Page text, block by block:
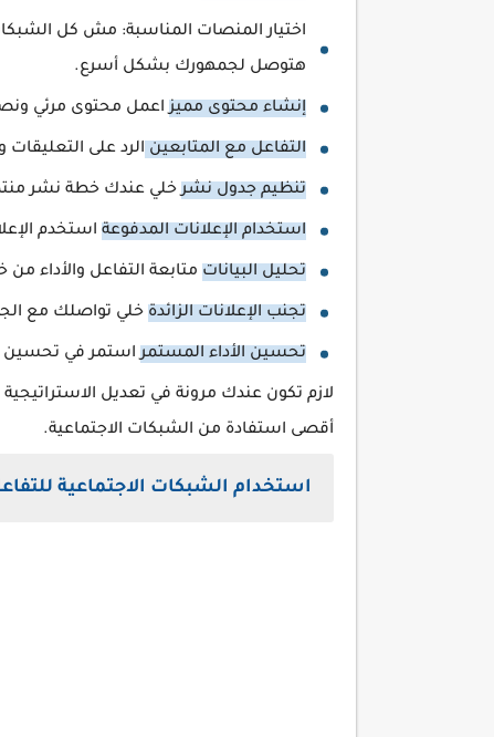
اختيار المنصات المناسبة: مش كل
هتوصل لجمهورك بشكل أسرع.
إنشاء محتوى مميزاعمل محتوى مرئي ونصي
التفاعل مع المتابعين الرد على
تنظيم جدول نشرخلي عندك خطة نشر
استخدام الإعلانات المدفوعة استخدم
تحليل البيانات متابعة التفاعل والأداء
تجنب الإعلانات الزائدة خلي تواصلك مع
تحسين الأداء المستمراستمر في تحسين
لازم تكون عندك مرونة في تعديل
أقصى استفادة من الشبكات الاجتماعية.
استخدام الشبكات الاجتماعية